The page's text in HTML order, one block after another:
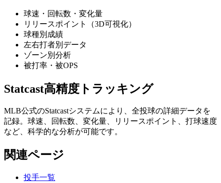
球速・回転数・変化量
リリースポイント（3D可視化）
球種別成績
左右打者別データ
ゾーン別分析
被打率・被OPS
Statcast高精度トラッキング
MLB公式のStatcastシステムにより、全投球の詳細データを
記録。球速、回転数、変化量、リリースポイント、打球速度
など、科学的な分析が可能です。
関連ページ
投手一覧